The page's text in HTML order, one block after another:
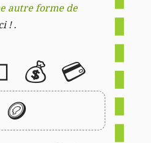
autre forme de
! .
💰 💳
🪙